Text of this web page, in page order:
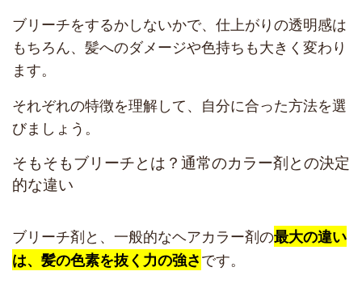
ブリーチをするかしないかで、仕上がりの透明感は
もちろん、髪へのダメージや色持ちも大きく変わり
ます。
それぞれの特徴を理解して、自分に合った方法を選
びましょう。
そもそもブリーチとは？通常のカラー剤との決定
的な違い
ブリーチ剤と、一般的なヘアカラー剤の最大の違い
は、髪の色素を抜く力の強さです。